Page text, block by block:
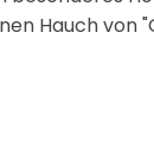
Hauch von